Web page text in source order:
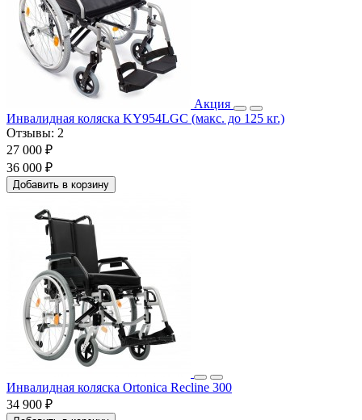
Акция
Инвалидная коляска KY954LGC (макс. до 125 кг.)
Отзывы: 2
27 000 ₽
36 000 ₽
Добавить в корзину
Инвалидная коляска Ortonica Recline 300
34 900 ₽